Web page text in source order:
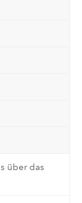
über das